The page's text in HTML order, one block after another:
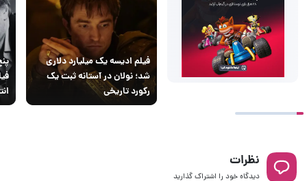
فیلم ادیسه یک میلیارد دلاری
شد؛ نولان در آستانه ثبت یک
رکورد تاریخی
نظرات
دیدگاه خود را اشتراک گذارید